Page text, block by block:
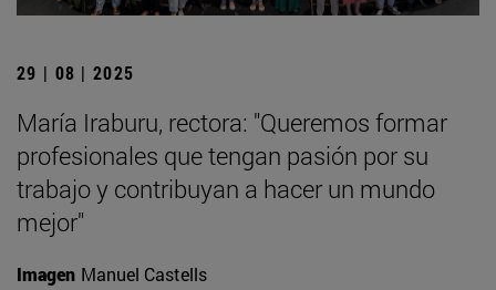
29 | 08 | 2025
María Iraburu, rectora: "Queremos formar
profesionales que tengan pasión por su
trabajo y contribuyan a hacer un mundo
mejor"
Imagen Manuel Castells